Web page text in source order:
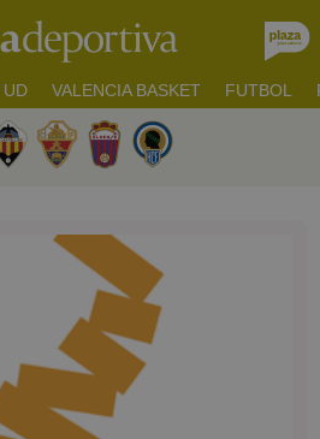
UD VALENCIA BASKET FUTBOL